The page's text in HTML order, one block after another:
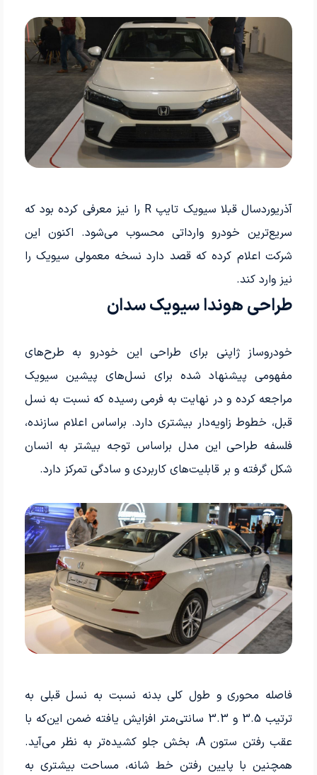
آذریوردسال قبلا سیویک تایپ R را نیز معرفی کرده بود که
سریع‌ترین خودرو وارداتی محسوب می‌شود. اکنون این
شرکت اعلام کرده که قصد دارد نسخه معمولی سیویک را
نیز وارد کند.
طراحی هوندا سیویک سدان
خودروساز ژاپنی برای طراحی این خودرو به طرح‌های
مفهومی پیشنهاد شده برای نسل‌های پیشین سیویک
مراجعه کرده و در نهایت به فرمی رسیده که نسبت به نسل
قبل، خطوط زاویه­‌دار بیشتری دارد. براساس اعلام سازنده،
فلسفه طراحی این مدل براساس توجه بیشتر به انسان
شکل گرفته و بر قابلیت‌های کاربردی و سادگی تمرکز دارد.
فاصله محوری و طول کلی بدنه نسبت به نسل قبلی به
ترتیب 3.5 و 3.3 سانتی‌متر افزایش یافته ضمن این‌که با
عقب رفتن ستون A، بخش جلو کشیده‌تر به نظر می­‌آید.
همچنین با پایین رفتن خط شانه، مساحت بیشتری به